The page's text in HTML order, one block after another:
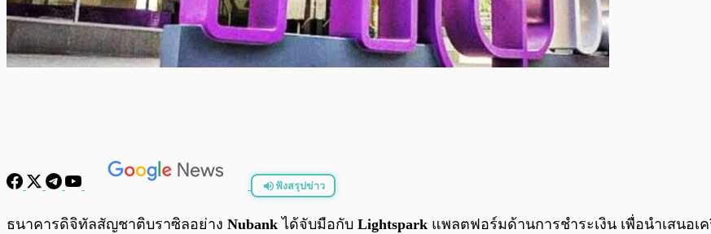
ฟังสรุปข่าว
พร้อมเล่น
ธนาคารดิจิทัลสัญชาติบราซิลอย่าง Nubank ได้จับมือกับ Lightspark แพลตฟอร์มด้านการชำระเงิน เพื่อนำเสนอเ